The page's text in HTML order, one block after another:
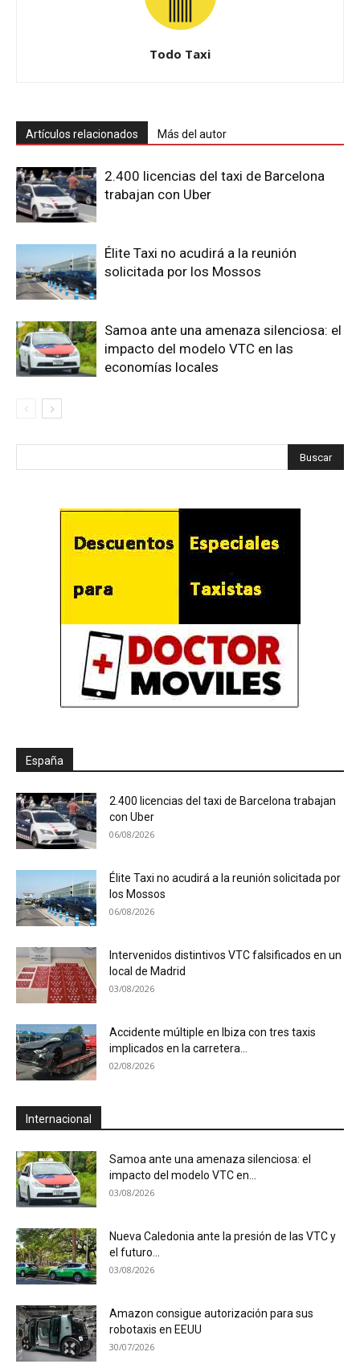
Todo Taxi
Artículos relacionados Más del autor
2.400 licencias del taxi de Barcelona
trabajan con Uber
Élite Taxi no acudirá a la reunión
solicitada por los Mossos
Samoa ante una amenaza silenciosa: el
impacto del modelo VTC en las
economías locales
España
2.400 licencias del taxi de Barcelona trabajan
con Uber
06/08/2026
Élite Taxi no acudirá a la reunión solicitada por
los Mossos
06/08/2026
Intervenidos distintivos VTC falsificados en un
local de Madrid
03/08/2026
Accidente múltiple en Ibiza con tres taxis
implicados en la carretera...
02/08/2026
Internacional
Samoa ante una amenaza silenciosa: el
impacto del modelo VTC en...
03/08/2026
Nueva Caledonia ante la presión de las VTC y
el futuro...
03/08/2026
Amazon consigue autorización para sus
robotaxis en EEUU
30/07/2026